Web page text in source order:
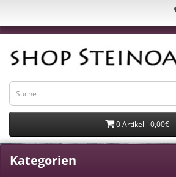
0 Artikel - 0,00€
Kategorien